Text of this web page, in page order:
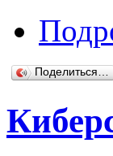
Поделиться…